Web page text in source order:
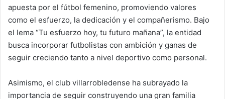
apuesta por el fútbol femenino, promoviendo valores
como el esfuerzo, la dedicación y el compañerismo. Bajo
el lema “Tu esfuerzo hoy, tu futuro mañana”, la entidad
busca incorporar futbolistas con ambición y ganas de
seguir creciendo tanto a nivel deportivo como personal.
Asimismo, el club villarrobledense ha subrayado la
importancia de seguir construyendo una gran familia